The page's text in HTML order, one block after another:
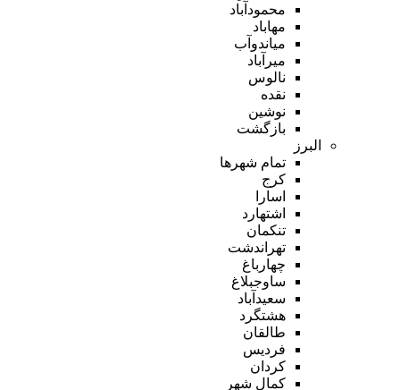
محمودآباد
مهاباد
میاندوآب
میرآباد
نالوس
نقده
نوشین
بازگشت
البرز
تمام شهر‌ها
کرج
اسارا
اشتهارد
تنکمان
تهراندشت
چهارباغ
ساوجبلاغ
سعیدآباد
هشتگرد
طالقان
فردیس
کردان
کمال شهر